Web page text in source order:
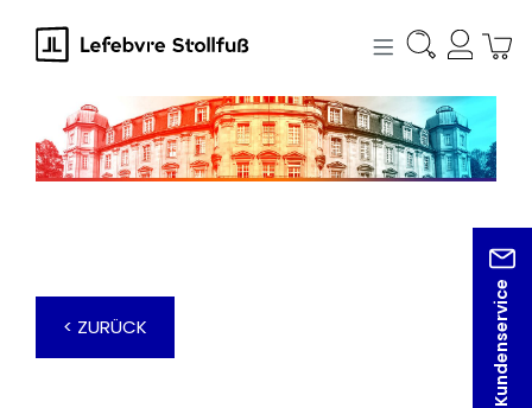
springen
Kundenservice
< ZURÜCK